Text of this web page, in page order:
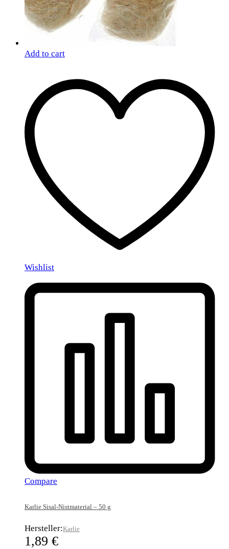
Add to cart
Wishlist
Compare
Karlie Sisal-Nistmaterial – 50 g
Hersteller:Karlie
1,89 €